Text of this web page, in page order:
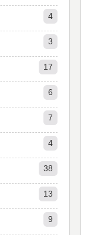
4
3
17
6
7
4
38
13
9